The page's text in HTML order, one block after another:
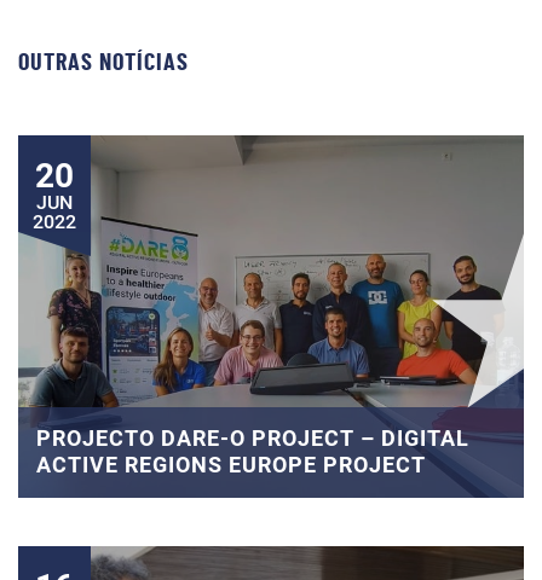
OUTRAS NOTÍCIAS
20
JUN
2022
PROJECTO DARE-O PROJECT – DIGITAL
ACTIVE REGIONS EUROPE PROJECT